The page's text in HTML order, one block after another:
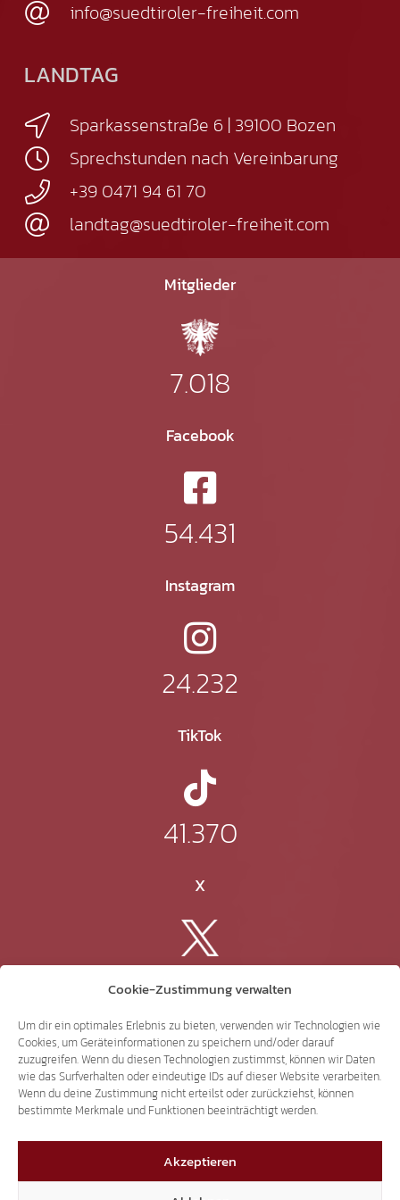
Cookie-Zustimmung verwalten
Um dir ein optimales Erlebnis zu bieten, verwenden wir Technologien wie
Cookies, um Geräteinformationen zu speichern und/oder darauf
zuzugreifen. Wenn du diesen Technologien zustimmst, können wir Daten
wie das Surfverhalten oder eindeutige IDs auf dieser Website verarbeiten.
Wenn du deine Zustimmung nicht erteilst oder zurückziehst, können
bestimmte Merkmale und Funktionen beeinträchtigt werden.
Akzeptieren
info@suedtiroler-freiheit.com
LANDTAG
Sparkassenstraße 6 | 39100 Bozen
Sprechstunden nach Vereinbarung
+39 0471 94 61 70
landtag@suedtiroler-freiheit.com
Mitglieder
7.018
Facebook
54.431
Instagram
24.232
TikTok
41.370
X
3.507
Threads
3.401
YouTube